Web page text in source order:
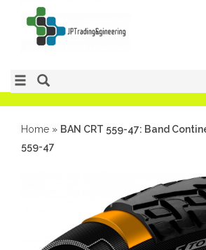
Home » BAN CRT 559-47: Band
559-47